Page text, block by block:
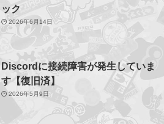
ック
2026年6月14日
Discordに接続障害が発生していま
す【復旧済】
2026年5月9日